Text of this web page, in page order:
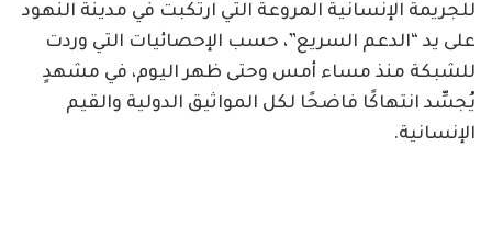
للجريمة الإنسانية المروعة التي ارتُكبت في مدينة النهود
على يد “الدعم السريع”، حسب الإحصائيات التي وردت
للشبكة منذ مساء أمس وحتى ظهر اليوم، في مشهدٍ
يُجسِّد انتهاكًا فاضحًا لكل المواثيق الدولية والقيم
الإنسانية.